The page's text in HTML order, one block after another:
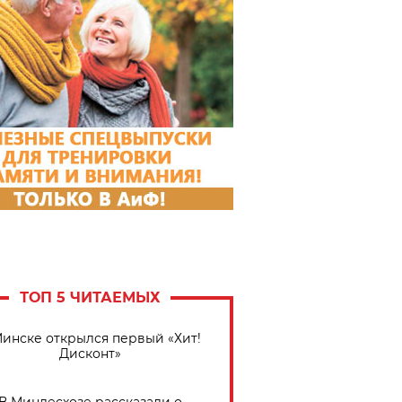
ТОП 5 ЧИТАЕМЫХ
открылся первый «Хит!
Дисконт»